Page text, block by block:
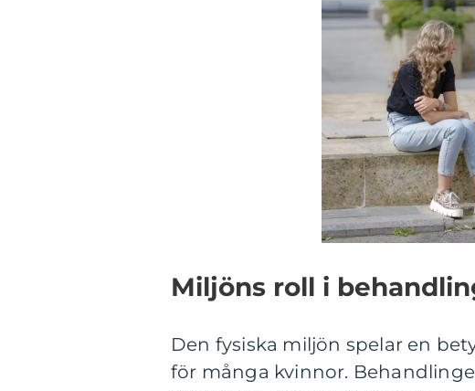
Miljöns roll i
Den fysiska miljön spelar en
för många kvinnor.